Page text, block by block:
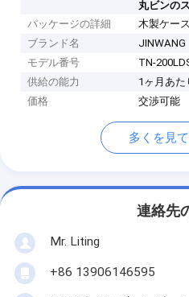
丸ビンの
パッケージの詳細
木製ケース
ブランド名
JINWANG
モデル番号
TN-
供給の能力
1ヶ月あ
価格
交渉可能
多くを見
連絡先
Mr. Liting
+86 13906146595